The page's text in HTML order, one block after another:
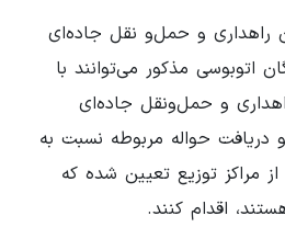
راهداری و حمل‌و نقل جاده‌ای
اتوبوسی مذکور می‌توانند با
و حمل‌ونقل جاده‌ای
دریافت حواله مربوطه نسبت به
مراکز توزیع تعیین شده که
اقدام کنند.